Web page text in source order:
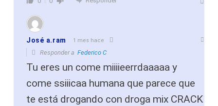
José a.ram 1 mes hace
Responder a Federico C
Tu eres un come miiiieerrdaaaaa y
come ssiiicaa humana que parece que
te está drogando con droga mix CRACK